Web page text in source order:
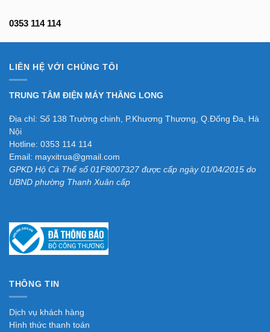
0353 114 114
LIÊN HỆ VỚI CHÚNG TÔI
TRUNG TÂM ĐIỆN MÁY THĂNG LONG
Địa chỉ: Số 138 Trường chinh, P.Khương Thương, Q.Đống Đa, Hà
Nội
Hotline: 0353 114 114
Email: mayxitrua@gmail.com
GPKD Hộ Cá Thể số 01F8007327 được cấp ngày 01/04/2015 do
UBND phường Thanh Xuân cấp
THÔNG TIN
Dịch vụ khách hàng
Hình thức thanh toán